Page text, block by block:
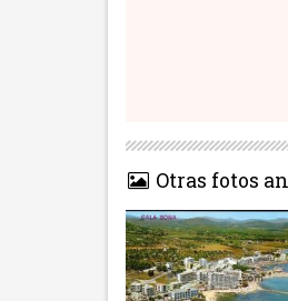
Otras fotos